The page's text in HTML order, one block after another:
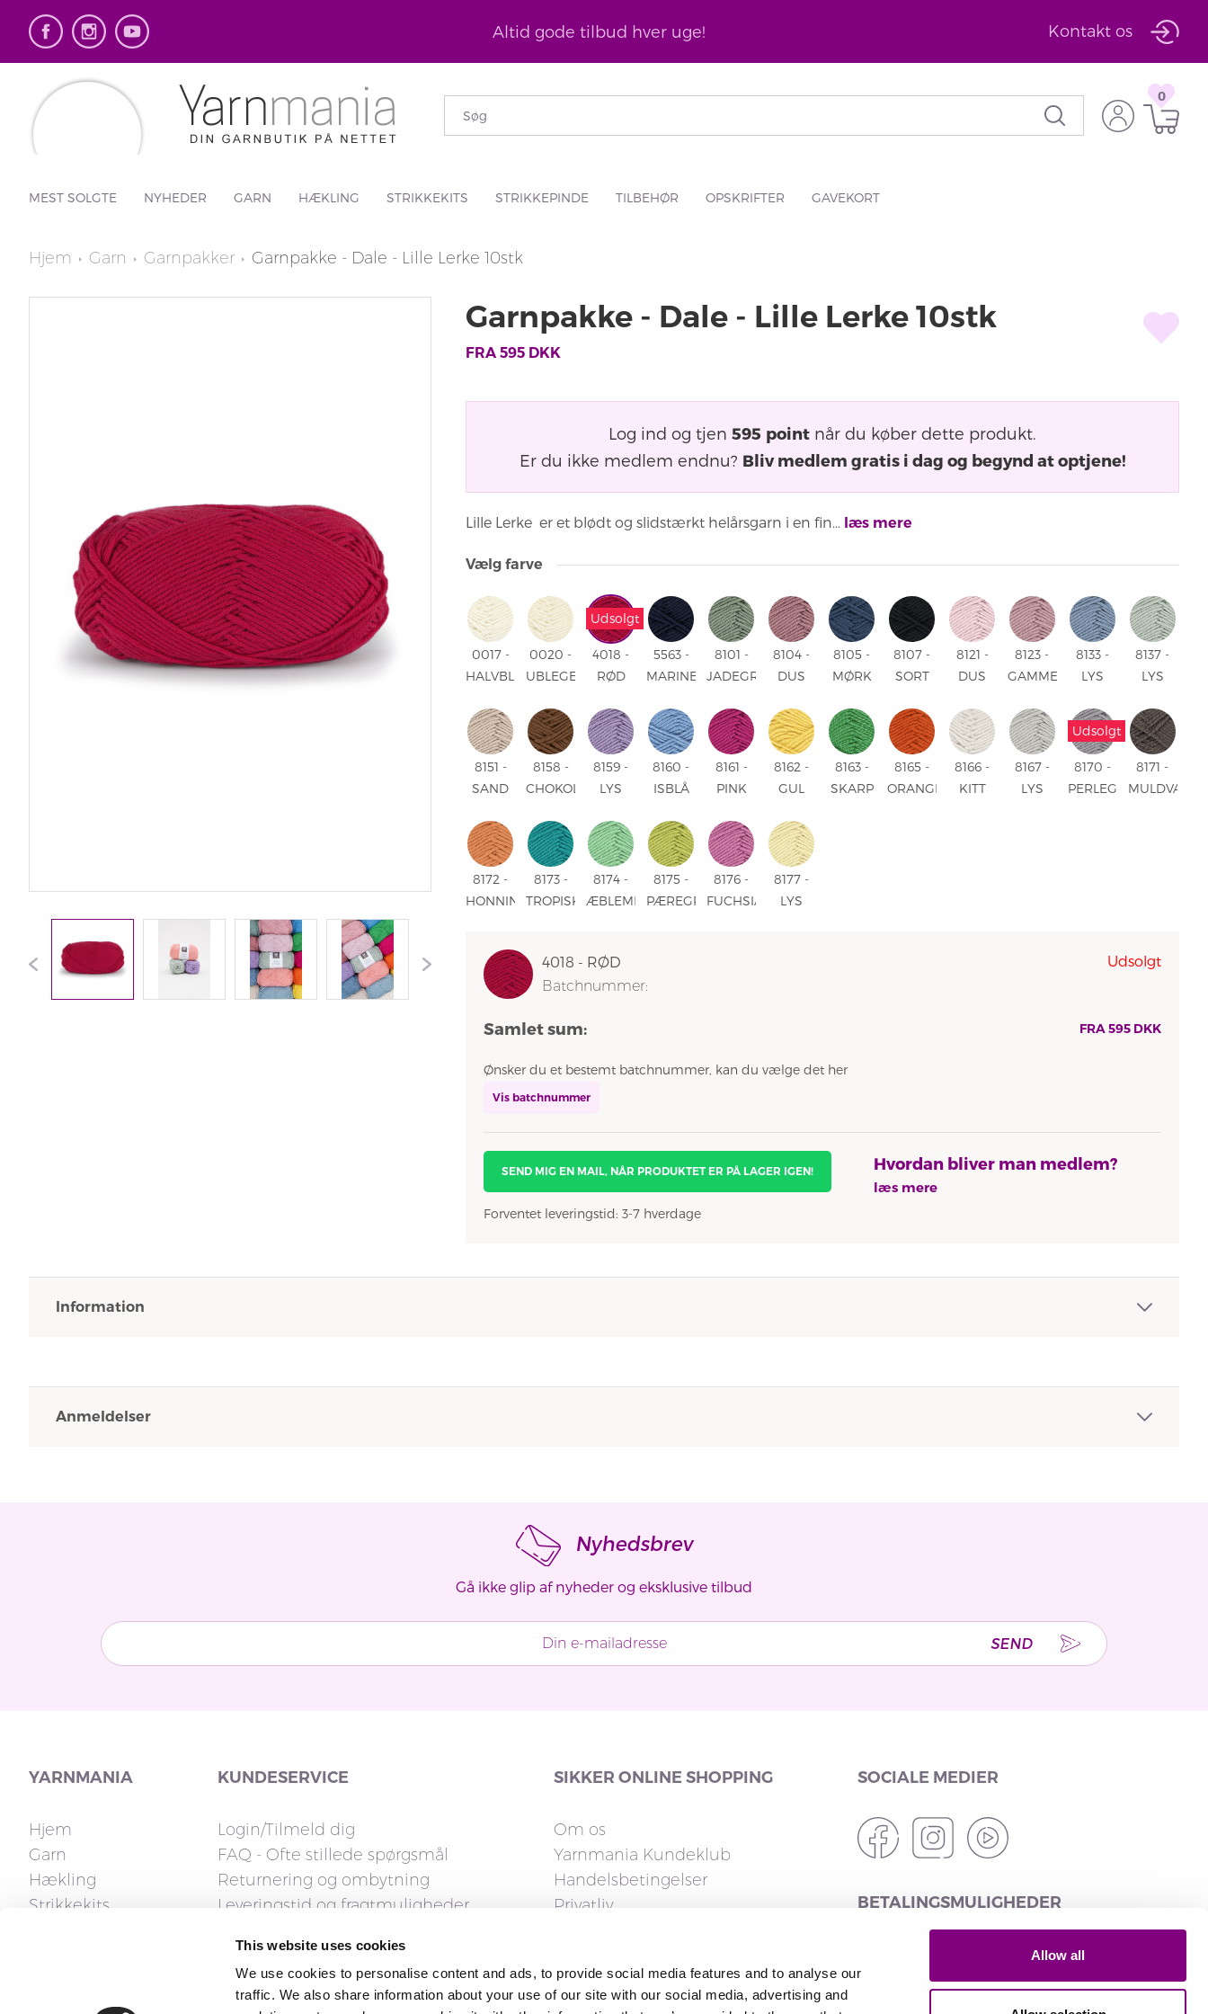
This website uses cookies
We use cookies to personalise content and ads, to provide social media features and to analyse our
traffic. We also share information about your use of our site with our social media, advertising and
Allow all
Altid gode tilbud hver uge! Kontakt os
0
MEST SOLGTE NYHEDER GARN HÆKLING STRIKKEKITS STRIKKEPINDE TILBEHØR OPSKRIFTER GAVEKORT
Hjem Garn Garnpakker Garnpakke - Dale - Lille Lerke 10stk
Garnpakke - Dale - Lille Lerke 10stk
FRA 595 DKK
Log ind og tjen595 point når du køber dette produkt.
Er du ikke medlem endnu? Bliv medlem gratis i dag og begynd at optjene!
Lille Lerke er et blødt og slidstærkt helårsgarn i en fin... læs mere
Vælg farve
0017 -
HALVBLEGET
0017 -
HALVBLEGET
HVID
0020 -
UBLEGET
0020 -
UBLEGET
HVID
Udsolgt
4018 -
RØD
RØD
5563 -
MARINE
MARINE
8101 -
JADEGRØN
JADEGRØN
8104 -
DUS
8104 -
DUS
GAMMELROSA
8105 -
MØRK
8105 -
MØRK
DENIMBLÅ
8107 -
SORT
SORT
8121 -
DUS
8121 -
DUS
ROSA
8123 -
GAMMELROSA
GAMMELROSA
8133 -
LYS
8133 -
LYS
DENIM
8137 -
LYS
8137 -
LYS
JADE
8151 -
SAND
SAND
8158 -
CHOKOLADE
CHOKOLADE
8159 -
LYS
8159 -
LYS
LAVENDEL
8160 -
ISBLÅ
ISBLÅ
8161 -
PINK
PINK
8162 -
GUL
GUL
8163 -
SKARP
8165 -
ORANGE
8166 -
KITT
8167 -
LYS
Udsolgt
8170 -
PERLEGRÅ
8171 -
MULDVARP
8172 -
HONNINGMELON
8173 -
TROPISK
TROPISK
BLÅ
8174 -
ÆBLEMINT
8175 -
PÆREGRØN
8176 -
FUCHSIA
8177 -
LYS
4018 - RØD
Batchnummer:
Udsolgt
Samlet sum: FRA595DKK
Ønsker du et bestemt batchnummer, kan du vælge det her
Vis batchnummer
SEND MIG EN MAIL, NÅR PRODUKTET ER PÅ LAGER IGEN!
Forventet leveringstid: 3-7 hverdage
Hvordan bliver man medlem?
læs mere
Information
Anmeldelser
Nyhedsbrev
Gå ikke glip af nyheder og eksklusive tilbud
SEND
YARNMANIA
Hjem
Garn
Hækling
Strikkekits
KUNDESERVICE
Login/Tilmeld dig
FAQ - Ofte stillede spørgsmål
Returnering og ombytning
Leveringstid og fragtmuligheder
Reklamation og fortrydelsesret
Kontakt os
SIKKER ONLINE SHOPPING
Om os
Yarnmania Kundeklub
Handelsbetingelser
Privatliv
SOCIALE MEDIER
BETALINGSMULIGHEDER
LEVERINGSMULIGHEDER